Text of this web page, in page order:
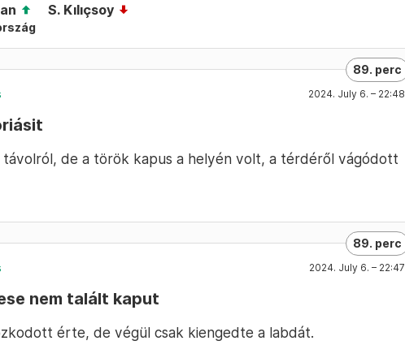
S. Kılıçsoy
89. perc
2024. July 6. – 22:48
távolról, de a török kapus a helyén volt, a térdéről vágódott
89. perc
2024. July 6. – 22:47
nem talált kaput
érte, de végül csak kiengedte a labdát.